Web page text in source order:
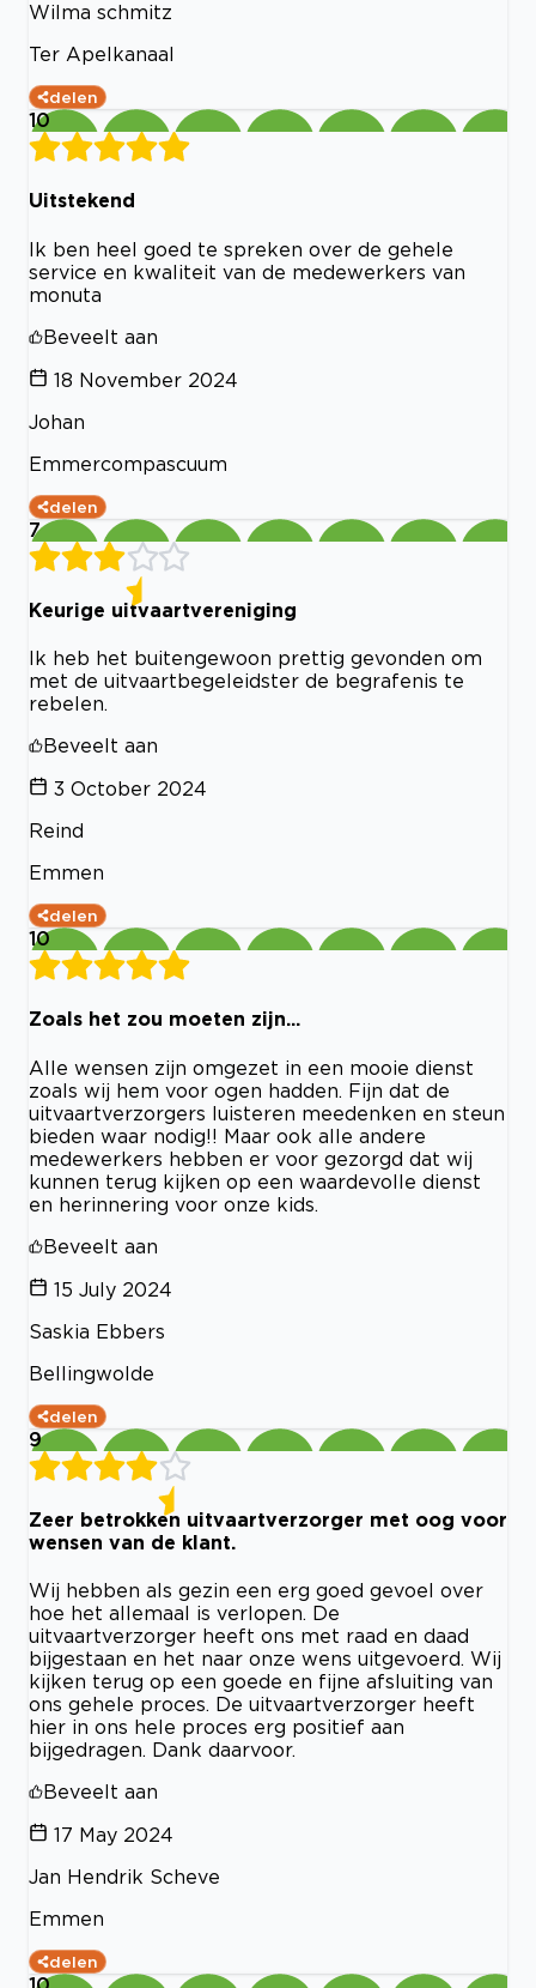
Wilma schmitz
Ter Apelkanaal
delen
10
Uitstekend
Ik ben heel goed te spreken over de gehele
service en kwaliteit van de medewerkers van
monuta
Beveelt aan
18 November 2024
Johan
Emmercompascuum
delen
7
Keurige uitvaartvereniging
Ik heb het buitengewoon prettig gevonden om
met de uitvaartbegeleidster de begrafenis te
rebelen.
Beveelt aan
3 October 2024
Reind
Emmen
delen
10
Zoals het zou moeten zijn...
Alle wensen zijn omgezet in een mooie dienst
zoals wij hem voor ogen hadden. Fijn dat de
uitvaartverzorgers luisteren meedenken en steun
bieden waar nodig!! Maar ook alle andere
medewerkers hebben er voor gezorgd dat wij
kunnen terug kijken op een waardevolle dienst
en herinnering voor onze kids.
Beveelt aan
15 July 2024
Saskia Ebbers
Bellingwolde
delen
9
Zeer betrokken uitvaartverzorger met oog voor
wensen van de klant.
Wij hebben als gezin een erg goed gevoel over
hoe het allemaal is verlopen. De
uitvaartverzorger heeft ons met raad en daad
bijgestaan en het naar onze wens uitgevoerd. Wij
kijken terug op een goede en fijne afsluiting van
ons gehele proces. De uitvaartverzorger heeft
hier in ons hele proces erg positief aan
bijgedragen. Dank daarvoor.
Beveelt aan
17 May 2024
Jan Hendrik Scheve
Emmen
delen